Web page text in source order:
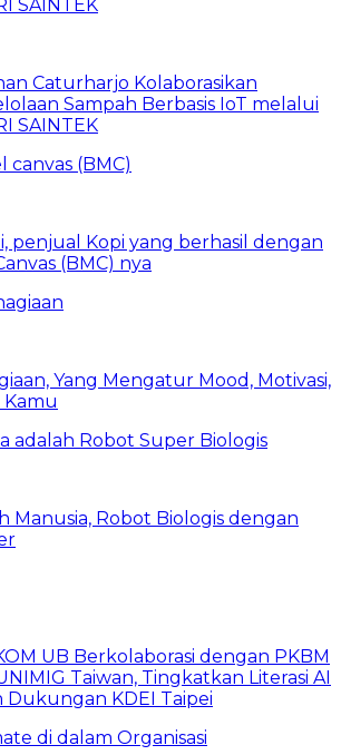
Caturharjo Kolaborasikan
Sampah Berbasis IoT melalui
SAINTEK
penjual Kopi yang berhasil dengan
(BMC) nya
Yang Mengatur Mood, Motivasi,
Kamu
Manusia, Robot Biologis dengan
UB Berkolaborasi dengan PKBM
Taiwan, Tingkatkan Literasi AI
Dukungan KDEI Taipei